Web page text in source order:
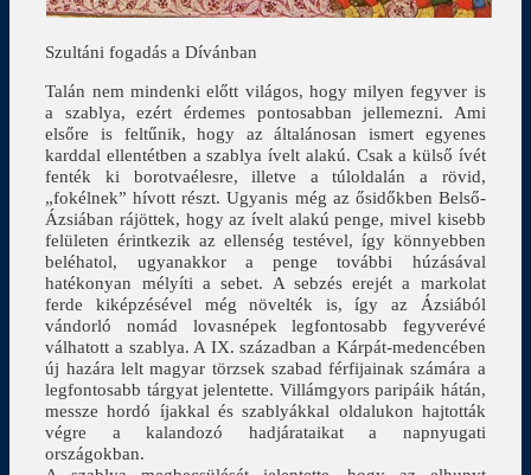
Szultáni fogadás a Dívánban
Talán nem mindenki előtt világos, hogy milyen fegyver is
a szablya, ezért érdemes pontosabban jellemezni. Ami
elsőre is feltűnik, hogy az általánosan ismert egyenes
karddal ellentétben a szablya ívelt alakú. Csak a külső ívét
fenték ki borotvaélesre, illetve a túloldalán a rövid,
„fokélnek” hívott részt. Ugyanis még az ősidőkben Belső-
Ázsiában rájöttek, hogy az ívelt alakú penge, mivel kisebb
felületen érintkezik az ellenség testével, így könnyebben
beléhatol, ugyanakkor a penge további húzásával
hatékonyan mélyíti a sebet. A sebzés erejét a markolat
ferde kiképzésével még növelték is, így az Ázsiából
vándorló nomád lovasnépek legfontosabb fegyverévé
válhatott a szablya. A IX. században a Kárpát-medencében
új hazára lelt magyar törzsek szabad férfijainak számára a
legfontosabb tárgyat jelentette. Villámgyors paripáik hátán,
messze hordó íjakkal és szablyákkal oldalukon hajtották
végre a kalandozó hadjárataikat a napnyugati
országokban.